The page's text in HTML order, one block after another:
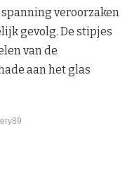
veroorzaken
gevolg. De stipjes
van de
aan het glas